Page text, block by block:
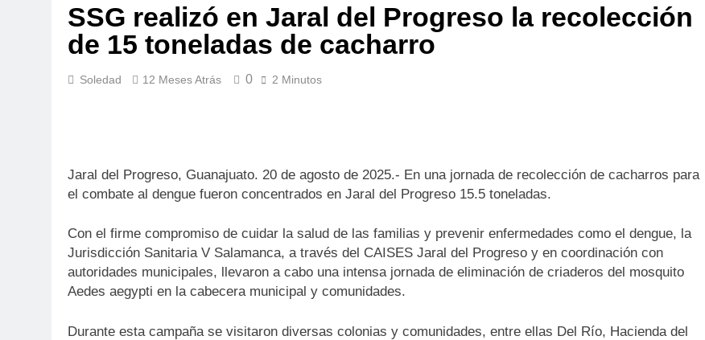
SSG realizó en Jaral del Progreso la recolección
de 15 toneladas de cacharro
Soledad 12 Meses Atrás 0 2 Minutos
Jaral del Progreso, Guanajuato. 20 de agosto de 2025.- En una jornada de recolección de cacharros para
el combate al dengue fueron concentrados en Jaral del Progreso 15.5 toneladas.
Con el firme compromiso de cuidar la salud de las familias y prevenir enfermedades como el dengue, la
Jurisdicción Sanitaria V Salamanca, a través del CAISES Jaral del Progreso y en coordinación con
autoridades municipales, llevaron a cabo una intensa jornada de eliminación de criaderos del mosquito
Aedes aegypti en la cabecera municipal y comunidades.
Durante esta campaña se visitaron diversas colonias y comunidades, entre ellas Del Río, Hacienda del